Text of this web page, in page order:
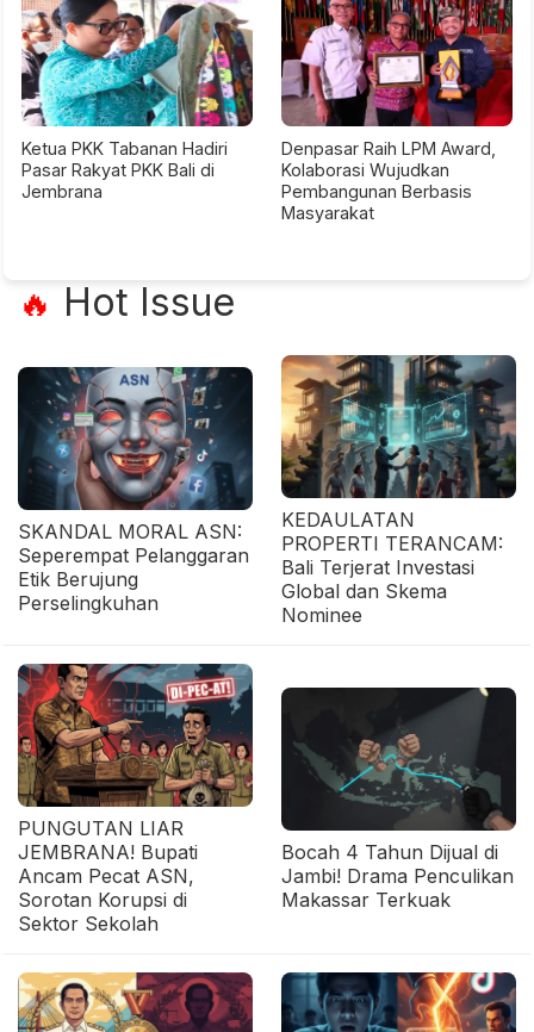
Ketua PKK Tabanan Hadiri
Pasar Rakyat PKK Bali di
Jembrana
Denpasar Raih LPM Award,
Kolaborasi Wujudkan
Pembangunan Berbasis
Masyarakat
🔥 Hot Issue
SKANDAL MORAL ASN:
Seperempat Pelanggaran
Etik Berujung
Perselingkuhan
KEDAULATAN
PROPERTI TERANCAM:
Bali Terjerat Investasi
Global dan Skema
Nominee
PUNGUTAN LIAR
JEMBRANA! Bupati
Ancam Pecat ASN,
Sorotan Korupsi di
Sektor Sekolah
Bocah 4 Tahun Dijual di
Jambi! Drama Penculikan
Makassar Terkuak